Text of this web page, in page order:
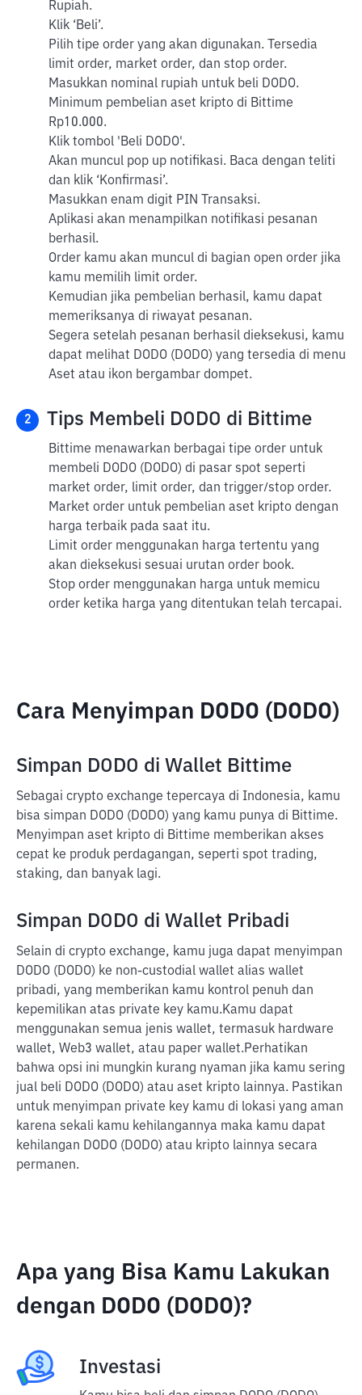
Rupiah.
Klik ‘Beli’.
Pilih tipe order yang akan digunakan. Tersedia
limit order, market order, dan stop order.
Masukkan nominal rupiah untuk beli DODO.
Minimum pembelian aset kripto di Bittime
Rp10.000.
Klik tombol 'Beli DODO'.
Akan muncul pop up notifikasi. Baca dengan teliti
dan klik ‘Konfirmasi’.
Masukkan enam digit PIN Transaksi.
Aplikasi akan menampilkan notifikasi pesanan
berhasil.
Order kamu akan muncul di bagian open order jika
kamu memilih limit order.
Kemudian jika pembelian berhasil, kamu dapat
memeriksanya di riwayat pesanan.
Segera setelah pesanan berhasil dieksekusi, kamu
dapat melihat DODO (DODO) yang tersedia di menu
Aset atau ikon bergambar dompet.
2 Tips Membeli DODO di Bittime
Bittime menawarkan berbagai tipe order untuk
membeli DODO (DODO) di pasar spot seperti
market order, limit order, dan trigger/stop order.
Market order untuk pembelian aset kripto dengan
harga terbaik pada saat itu.
Limit order menggunakan harga tertentu yang
akan dieksekusi sesuai urutan order book.
Stop order menggunakan harga untuk memicu
order ketika harga yang ditentukan telah tercapai.
Cara Menyimpan DODO (DODO)
Simpan DODO di Wallet Bittime
Sebagai crypto exchange tepercaya di Indonesia, kamu
bisa simpan DODO (DODO) yang kamu punya di Bittime.
Menyimpan aset kripto di Bittime memberikan akses
cepat ke produk perdagangan, seperti spot trading,
staking, dan banyak lagi.
Simpan DODO di Wallet Pribadi
Selain di crypto exchange, kamu juga dapat menyimpan
DODO (DODO) ke non-custodial wallet alias wallet
pribadi, yang memberikan kamu kontrol penuh dan
kepemilikan atas private key kamu.Kamu dapat
menggunakan semua jenis wallet, termasuk hardware
wallet, Web3 wallet, atau paper wallet.Perhatikan
bahwa opsi ini mungkin kurang nyaman jika kamu sering
jual beli DODO (DODO) atau aset kripto lainnya. Pastikan
untuk menyimpan private key kamu di lokasi yang aman
karena sekali kamu kehilangannya maka kamu dapat
kehilangan DODO (DODO) atau kripto lainnya secara
permanen.
Apa yang Bisa Kamu Lakukan
dengan DODO (DODO)?
Investasi